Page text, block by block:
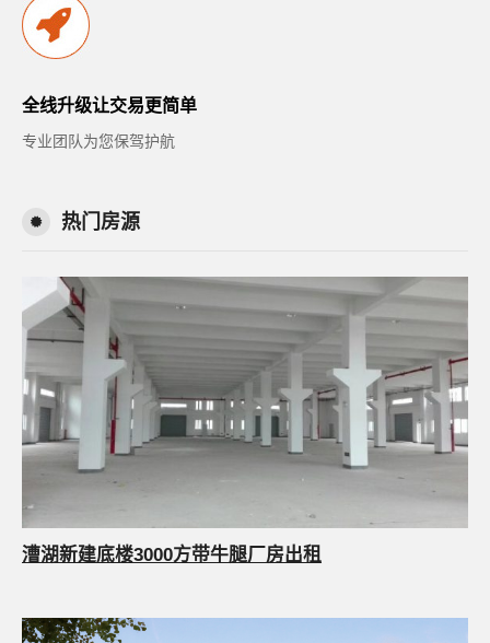
全线升级让交易更简单
专业团队为您保驾护航
热门房源
漕湖新建底楼3000方带牛腿厂房出租